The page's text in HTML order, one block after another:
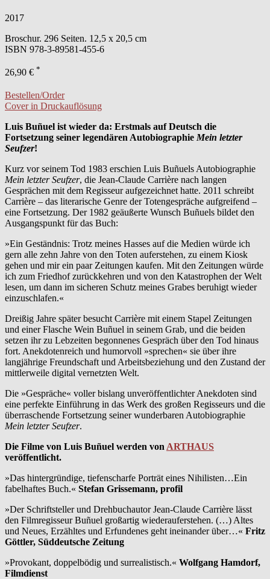
2017
Broschur. 296 Seiten. 12,5 x 20,5 cm
ISBN 978-3-89581-455-6
26,90 € *
Bestellen/Order
Cover in Druckauflösung
Luis Buñuel ist wieder da: Erstmals auf Deutsch die
Fortsetzung seiner legendären Autobiographie Mein letzter
Seufzer!
Kurz vor seinem Tod 1983 erschien Luis Buñuels Autobiographie
Mein letzter Seufzer, die Jean-Claude Carrière nach langen
Gesprächen mit dem Regisseur aufgezeichnet hatte. 2011 schreibt
Carrière – das literarische Genre der Totengespräche aufgreifend –
eine Fortsetzung. Der 1982 geäußerte Wunsch Buñuels bildet den
Ausgangspunkt für das Buch:
»Ein Geständnis: Trotz meines Hasses auf die Medien würde ich
gern alle zehn Jahre von den Toten auferstehen, zu einem Kiosk
gehen und mir ein paar Zeitungen kaufen. Mit den Zeitungen würde
ich zum Friedhof zurückkehren und von den Katastrophen der Welt
lesen, um dann im sicheren Schutz meines Grabes beruhigt wieder
einzuschlafen.«
Dreißig Jahre später besucht Carrière mit einem Stapel Zeitungen
und einer Flasche Wein Buñuel in seinem Grab, und die beiden
setzen ihr zu Lebzeiten begonnenes Gespräch über den Tod hinaus
fort. Anekdotenreich und humorvoll »sprechen« sie über ihre
langjährige Freundschaft und Arbeitsbeziehung und den Zustand der
mittlerweile digital vernetzten Welt.
Die »Gespräche« voller bislang unveröffentlichter Anekdoten sind
eine perfekte Einführung in das Werk des großen Regisseurs und die
überraschende Fortsetzung seiner wunderbaren Autobiographie
Mein letzter Seufzer.
Die Filme von Luis Buñuel werden von ARTHAUS
veröffentlicht.
»Das hintergründige, tiefenscharfe Porträt eines Nihilisten…Ein
fabelhaftes Buch.« Stefan Grissemann, profil
»Der Schriftsteller und Drehbuchautor Jean-Claude Carrière lässt
den Filmregisseur Buñuel großartig wiederauferstehen. (…) Altes
und Neues, Erzähltes und Erfundenes geht ineinander über…« Fritz
Göttler, Süddeutsche Zeitung
»Provokant, doppelbödig und surrealistisch.« Wolfgang Hamdorf,
Filmdienst